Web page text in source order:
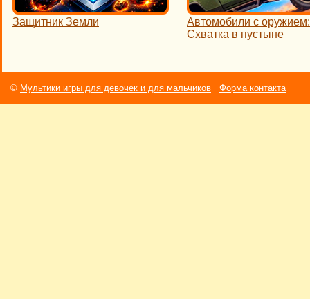
Защитник Земли
Автомобили с оружием:
Схватка в пустыне
© Мультики игры для девочек и для мальчиков Форма контакта